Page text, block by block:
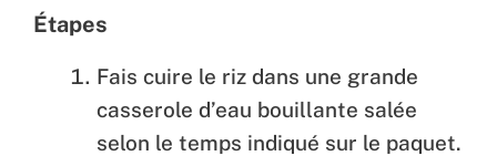
Étapes
Fais cuire le riz dans une grande
casserole d’eau bouillante salée
selon le temps indiqué sur le paquet.